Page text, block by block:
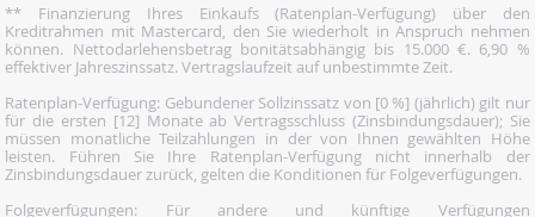
** Finanzierung Ihres Einkaufs (Ratenplan-Verfügung) über den
Kreditrahmen mit Mastercard, den Sie wiederholt in Anspruch nehmen
können. Nettodarlehensbetrag bonitätsabhängig bis 15.000 €. 6,90 %
effektiver Jahreszinssatz. Vertragslaufzeit auf unbestimmte Zeit.
Ratenplan-Verfügung: Gebundener Sollzinssatz von [0 %] (jährlich) gilt nur
für die ersten [12] Monate ab Vertragsschluss (Zinsbindungsdauer); Sie
müssen monatliche Teilzahlungen in der von Ihnen gewählten Höhe
leisten. Führen Sie Ihre Ratenplan-Verfügung nicht innerhalb der
Zinsbindungsdauer zurück, gelten die Konditionen für Folgeverfügungen.
Folgeverfügungen: Für andere und künftige Verfügungen